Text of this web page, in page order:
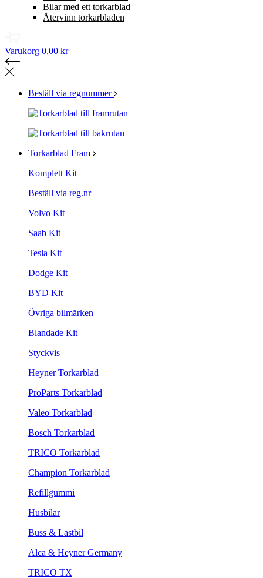
Bilar med ett torkarblad
Återvinn torkarbladen
Varukorg 0,00 kr
Beställ via regnummer
Torkarblad Fram
Komplett Kit
Beställ via reg.nr
Volvo Kit
Saab Kit
Tesla Kit
Dodge Kit
BYD Kit
Övriga bilmärken
Blandade Kit
Styckvis
Heyner Torkarblad
ProParts Torkarblad
Valeo Torkarblad
Bosch Torkarblad
TRICO Torkarblad
Champion Torkarblad
Refillgummi
Husbilar
Buss & Lastbil
Alca & Heyner Germany
TRICO TX